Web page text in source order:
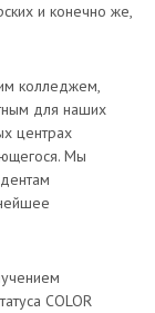
и конечно же,
колледжем,
для наших
центрах
Мы
COLOR